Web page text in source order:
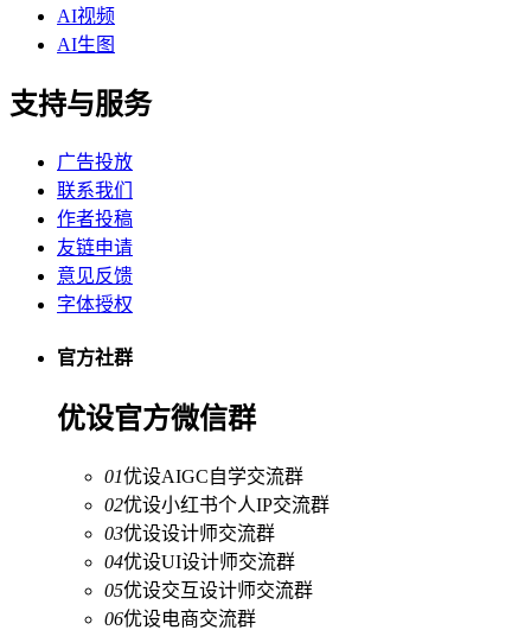
AI视频
AI生图
支持与服务
广告投放
联系我们
作者投稿
友链申请
意见反馈
字体授权
官方社群
优设官方微信群
01优设AIGC自学交流群
02优设小红书个人IP交流群
03优设设计师交流群
04优设UI设计师交流群
05优设交互设计师交流群
06优设电商交流群